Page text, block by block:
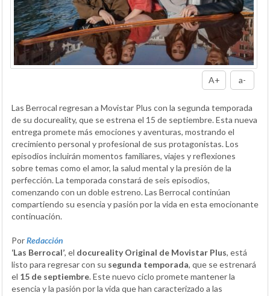
A+ a-
Las Berrocal regresan a Movistar Plus con la segunda temporada
de su docureality, que se estrena el 15 de septiembre. Esta nueva
entrega promete más emociones y aventuras, mostrando el
crecimiento personal y profesional de sus protagonistas. Los
episodios incluirán momentos familiares, viajes y reflexiones
sobre temas como el amor, la salud mental y la presión de la
perfección. La temporada constará de seis episodios,
comenzando con un doble estreno. Las Berrocal continúan
compartiendo su esencia y pasión por la vida en esta emocionante
continuación.
PorRedacción
‘Las Berrocal’, el docureality Original de Movistar Plus, está
listo para regresar con su segunda temporada, que se estrenará
el 15 de septiembre. Este nuevo ciclo promete mantener la
esencia y la pasión por la vida que han caracterizado a las